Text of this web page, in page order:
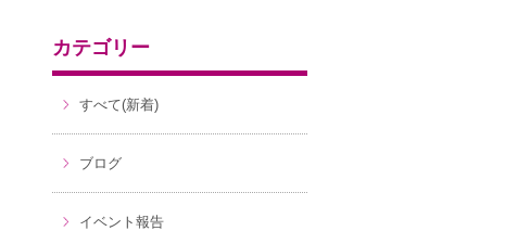
カテゴリー
すべて(新着)
ブログ
イベント報告